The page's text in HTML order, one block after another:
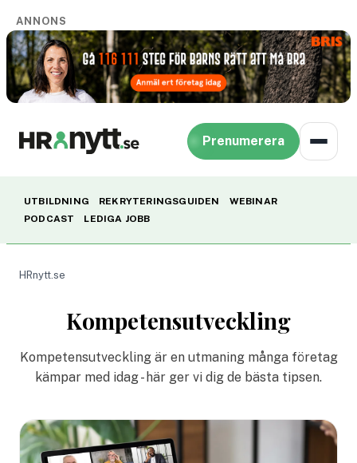
ANNONS
Prenumerera
UTBILDNING REKRYTERINGSGUIDEN
WEBINAR
PODCAST
LEDIGA JOBB
HRnytt.se
Kompetensutveckling
Kompetensutveckling är en utmaning många företag
kämpar med idag - här ger vi dig de bästa tipsen.